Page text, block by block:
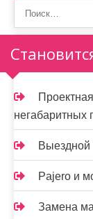
з
а
п
и
с
я
м
негабаритных
Выездной
Pajero и
Замена